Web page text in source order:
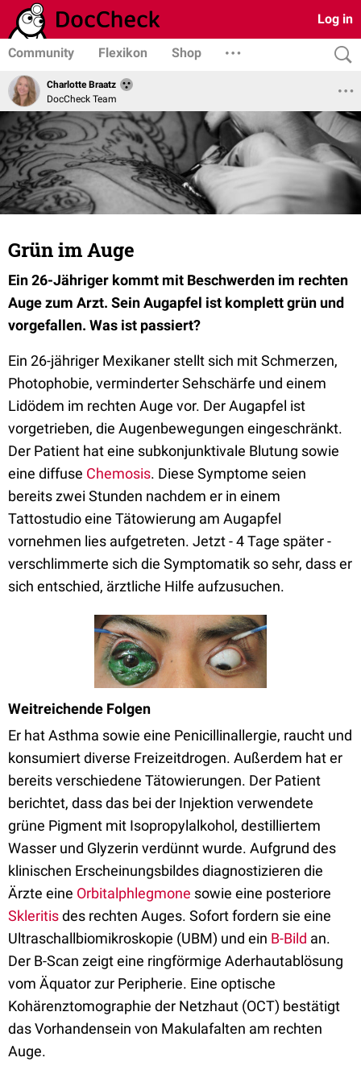
Log in
Community Flexikon Shop
Charlotte Braatz
DocCheck Team
Grün im Auge
Ein 26-Jähriger kommt mit Beschwerden im rechten
Auge zum Arzt. Sein Augapfel ist komplett grün und
vorgefallen. Was ist passiert?
Ein 26-jähriger Mexikaner stellt sich mit Schmerzen,
Photophobie, verminderter Sehschärfe und einem
Lidödem im rechten Auge vor. Der Augapfel ist
vorgetrieben, die Augenbewegungen eingeschränkt.
Der Patient hat eine subkonjunktivale Blutung sowie
eine diffuse Chemosis. Diese Symptome seien
bereits zwei Stunden nachdem er in einem
Tattostudio eine Tätowierung am Augapfel
vornehmen lies aufgetreten. Jetzt - 4 Tage später -
verschlimmerte sich die Symptomatik so sehr, dass er
sich entschied, ärztliche Hilfe aufzusuchen.
Weitreichende Folgen
Er hat Asthma sowie eine Penicillinallergie, raucht und
konsumiert diverse Freizeitdrogen. Außerdem hat er
bereits verschiedene Tätowierungen. Der Patient
berichtet, dass das bei der Injektion verwendete
grüne Pigment mit Isopropylalkohol, destilliertem
Wasser und Glyzerin verdünnt wurde. Aufgrund des
klinischen Erscheinungsbildes diagnostizieren die
Ärzte eine Orbitalphlegmone sowie eine posteriore
Skleritisdes rechten Auges. Sofort fordern sie eine
Ultraschallbiomikroskopie (UBM) und ein B-Bild an.
Der B-Scan zeigt eine ringförmige Aderhautablösung
vom Äquator zur Peripherie. Eine optische
Kohärenztomographie der Netzhaut (OCT) bestätigt
das Vorhandensein von Makulafalten am rechten
Auge.